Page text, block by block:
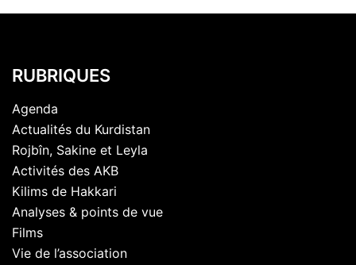
RUBRIQUES
Agenda
Actualités du Kurdistan
Rojbîn, Sakine et Leyla
Activités des AKB
Kilims de Hakkari
Analyses & points de vue
Films
Vie de l’association